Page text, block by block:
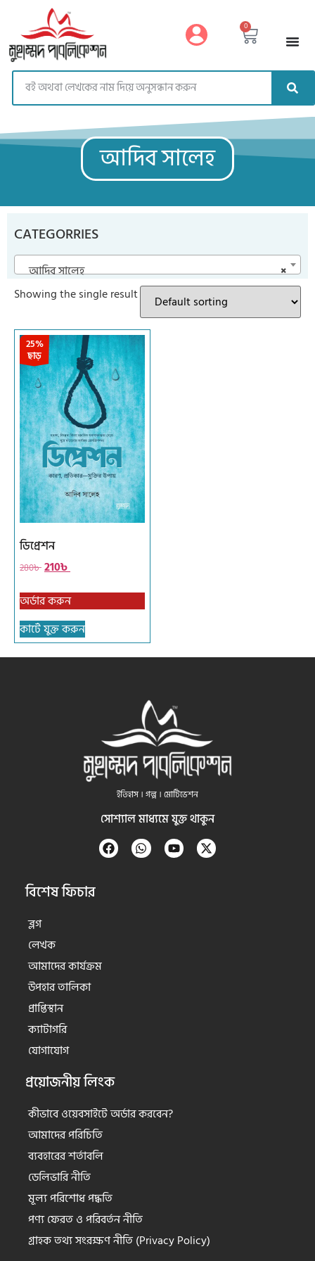
https://muhammadpublication.com/
0
আদিব সালেহ
CATEGORRIES
×
আদিব সালেহ
Showing the single result
25%
ছাড়
ডিপ্রেশন
280৳210৳
অর্ডার করুন
কার্টে যুক্ত করুন
ইতিহাস । গল্প । মোটিভেশন
সোশ্যাল মাধ্যমে যুক্ত থাকুন
বিশেষ ফিচার
ব্লগ
লেখক
আমাদের কার্যক্রম
উপহার তালিকা
প্রাপ্তিস্থান
ক্যাটাগরি
যোগাযোগ
প্রয়োজনীয় লিংক
কীভাবে ওয়েবসাইটে অর্ডার করবেন?
আমাদের পরিচিতি
ব্যবহারের শর্তাবলি
ডেলিভারি নীতি
মূল্য পরিশোধ পদ্ধতি
পণ্য ফেরত ও পরিবর্তন নীতি
গ্রাহক তথ্য সংরক্ষণ নীতি (Privacy Policy)